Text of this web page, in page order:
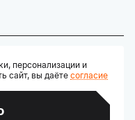
технологий «ИТ-парк»"
персонализации и
сайт, вы даёте согласие